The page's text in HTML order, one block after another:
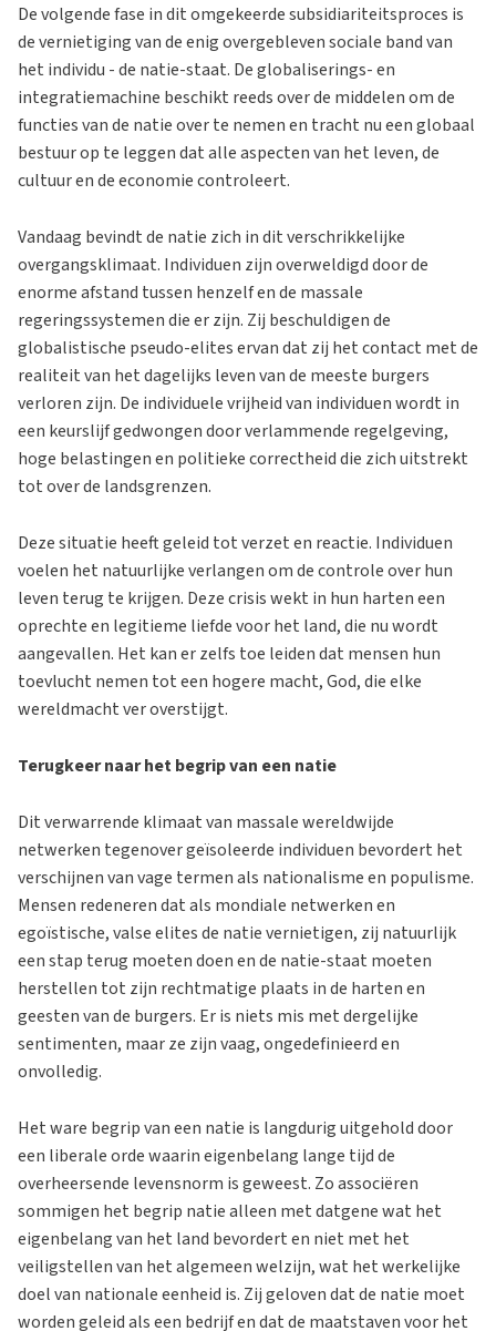
De volgende fase in dit omgekeerde subsidiariteitsproces is
de vernietiging van de enig overgebleven sociale band van
het individu - de natie-staat. De globaliserings- en
integratiemachine beschikt reeds over de middelen om de
functies van de natie over te nemen en tracht nu een globaal
bestuur op te leggen dat alle aspecten van het leven, de
cultuur en de economie controleert.
Vandaag bevindt de natie zich in dit verschrikkelijke
overgangsklimaat. Individuen zijn overweldigd door de
enorme afstand tussen henzelf en de massale
regeringssystemen die er zijn. Zij beschuldigen de
globalistische pseudo-elites ervan dat zij het contact met de
realiteit van het dagelijks leven van de meeste burgers
verloren zijn. De individuele vrijheid van individuen wordt in
een keurslijf gedwongen door verlammende regelgeving,
hoge belastingen en politieke correctheid die zich uitstrekt
tot over de landsgrenzen.
Deze situatie heeft geleid tot verzet en reactie. Individuen
voelen het natuurlijke verlangen om de controle over hun
leven terug te krijgen. Deze crisis wekt in hun harten een
oprechte en legitieme liefde voor het land, die nu wordt
aangevallen. Het kan er zelfs toe leiden dat mensen hun
toevlucht nemen tot een hogere macht, God, die elke
wereldmacht ver overstijgt.
Terugkeer naar het begrip van een natie
Dit verwarrende klimaat van massale wereldwijde
netwerken tegenover geïsoleerde individuen bevordert het
verschijnen van vage termen als nationalisme en populisme.
Mensen redeneren dat als mondiale netwerken en
egoïstische, valse elites de natie vernietigen, zij natuurlijk
een stap terug moeten doen en de natie-staat moeten
herstellen tot zijn rechtmatige plaats in de harten en
geesten van de burgers. Er is niets mis met dergelijke
sentimenten, maar ze zijn vaag, ongedefinieerd en
onvolledig.
Het ware begrip van een natie is langdurig uitgehold door
een liberale orde waarin eigenbelang lange tijd de
overheersende levensnorm is geweest. Zo associëren
sommigen het begrip natie alleen met datgene wat het
eigenbelang van het land bevordert en niet met het
veiligstellen van het algemeen welzijn, wat het werkelijke
doel van nationale eenheid is. Zij geloven dat de natie moet
worden geleid als een bedrijf en dat de maatstaven voor het